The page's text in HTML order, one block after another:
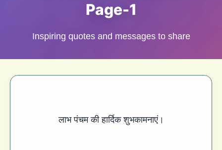
Page-1
Inspiring quotes and messages to share
लाभ पंचम की हार्दिक शुभकामनाएं।